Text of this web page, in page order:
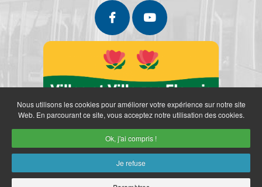
Nous utilisons les cookies pour améliorer votre expérience sur notre site
Web. En parcourant ce site, vous acceptez notre utilisation des cookies.
Ok, j'ai compris !
Je refuse